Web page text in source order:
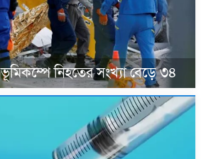
নিহতের সংখ্যা বেড়ে ৩৪